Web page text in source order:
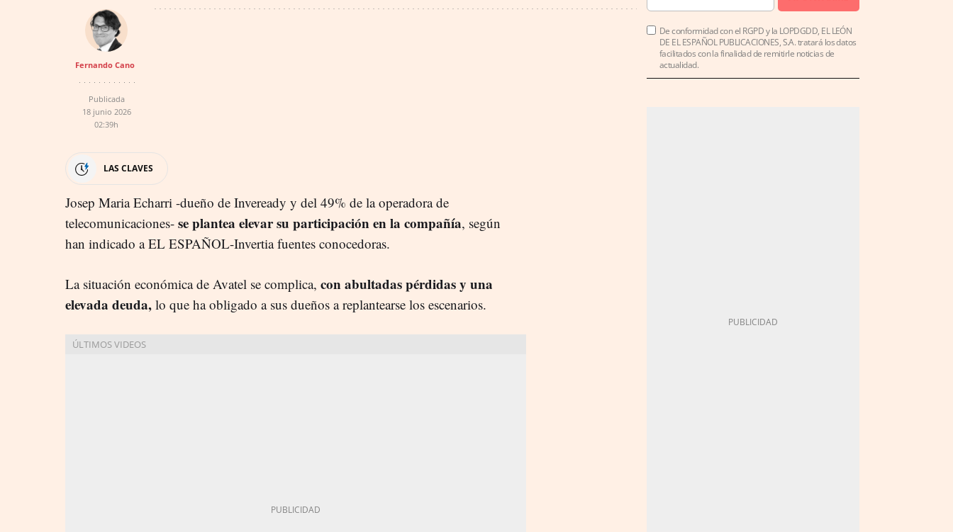
Fernando Cano
Publicada
18 junio 2026
02:39h
LAS CLAVES
Josep Maria Echarri -dueño de Inveready y del 49% de la operadora de
telecomunicaciones- se plantea elevar su participación en la compañía, según
han indicado a EL ESPAÑOL-Invertia fuentes conocedoras.
La situación económica de Avatel se complica, con abultadas pérdidas y una
elevada deuda, lo que ha obligado a sus dueños a replantearse los escenarios.
De conformidad con el RGPD y la LOPDGDD, EL LEÓN
DE EL ESPAÑOL PUBLICACIONES, S.A. tratará los datos
facilitados con la finalidad de remitirle noticias de
actualidad.